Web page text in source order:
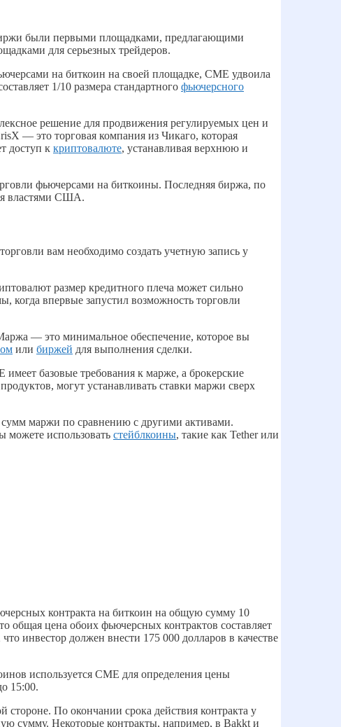
были первыми площадками, предлагающими
для серьезных трейдеров.
на биткоин на своей площадке, CME удвоила
1/10 размера стандартного фьючерсного
решение для продвижения регулируемых цен и
— это торговая компания из Чикаго, которая
доступ к криптовалюте, устанавливая верхнюю и
фьючерсами на биткоины. Последняя биржа, по
властями США.
вам необходимо создать учетную запись у
размер кредитного плеча может сильно
когда впервые запустил возможность торговли
— это минимальное обеспечение, которое вы
или биржей для выполнения сделки.
базовые требования к марже, а брокерские
могут устанавливать ставки маржи сверх
маржи по сравнению с другими активами.
можете использовать стейблкоины, такие как Tether или
контракта на биткоин на общую сумму 10
общая цена обоих фьючерсных контрактов составляет
инвестор должен внести 175 000 долларов в качестве
используется CME для определения цены
15:00.
По окончании срока действия контракта у
сумму. Некоторые контракты, например, в Bakkt и